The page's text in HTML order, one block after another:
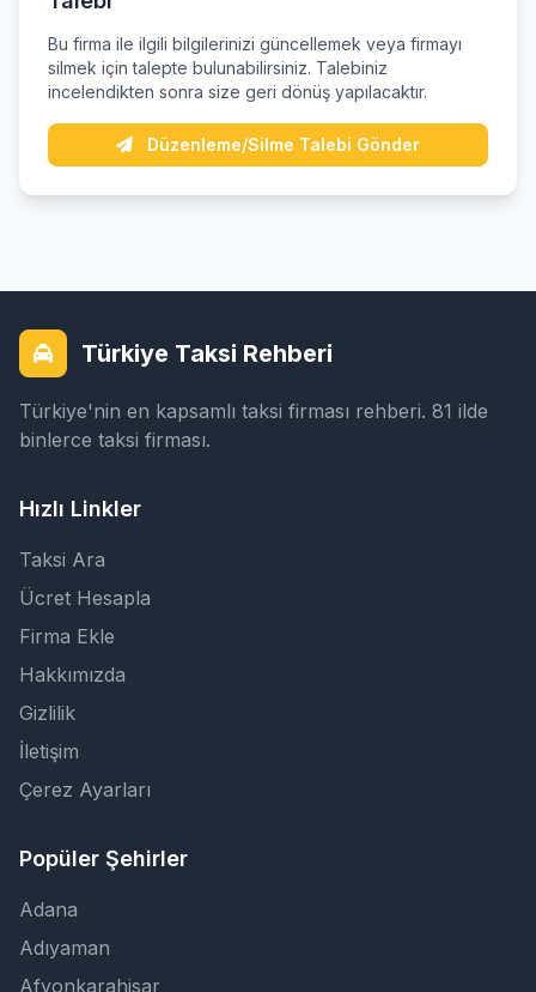
Bu firma ile ilgili bilgilerinizi güncellemek veya firmayı
silmek için talepte bulunabilirsiniz. Talebiniz
incelendikten sonra size geri dönüş yapılacaktır.
Düzenleme/Silme Talebi Gönder
Türkiye Taksi Rehberi
Türkiye'nin en kapsamlı taksi firması rehberi. 81 ilde
binlerce taksi firması.
Hızlı Linkler
Taksi Ara
Ücret Hesapla
Firma Ekle
Hakkımızda
Gizlilik
İletişim
Çerez Ayarları
Popüler Şehirler
Adana
Adıyaman
Afyonkarahisar